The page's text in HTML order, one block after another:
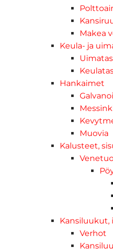
Makea
Keula- ja
Hankaimet
Muovia
Kalusteet,
Kansiluukut,
Verhot